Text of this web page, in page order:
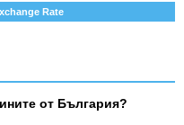
Rate
от България?